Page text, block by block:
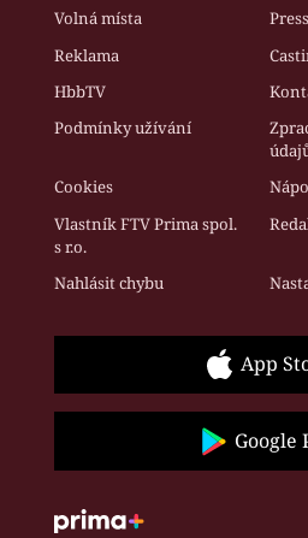
Volná místa
Press
Reklama
HbbTV
Podmínky užívání
Cookies
Vlastník FTV Prima spol.
s r.o.
Nahlásit chybu
App
Google